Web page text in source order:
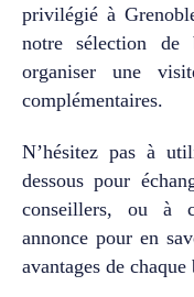
privilégié à
notre sélection de
organiser une
complémentaires.
N’hésitez pas à
dessous pour
conseillers, ou à
annonce pour en
avantages de chaque